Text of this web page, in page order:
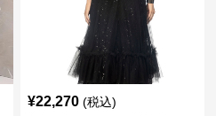
¥22,270 (税込)